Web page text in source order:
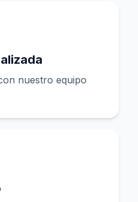
nuestro equipo